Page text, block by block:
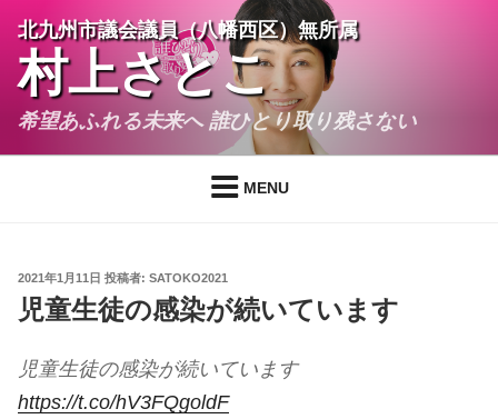
へ
北九州市議会議員（八幡西区）無所属
村上さとこ
希望あふれる未来へ 誰ひとり取り残さない
MENU
投
稿
日:
2021年1月11日 投稿者: SATOKO2021
児童生徒の感染が続いています
児童生徒の感染が続いています
https://t.co/hV3FQgoldF